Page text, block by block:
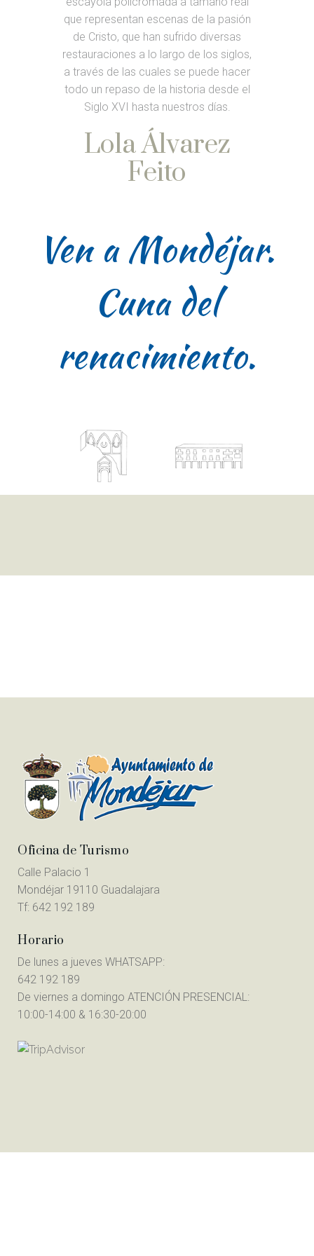
que representan escenas de la pasión
de Cristo, que han sufrido diversas
restauraciones a lo largo de los siglos,
a través de las cuales se puede hacer
todo un repaso de la historia desde el
Siglo XVI hasta nuestros días.
Lola Álvarez
Feito
Ven a Mondéjar.
Cuna del
renacimiento.
Oficina de Turismo
Calle Palacio 1
Mondéjar 19110 Guadalajara
Tf: 642 192 189
Horario
De lunes a jueves WHATSAPP:
642 192 189
De viernes a domingo ATENCIÓN PRESENCIAL:
10:00-14:00 & 16:30-20:00